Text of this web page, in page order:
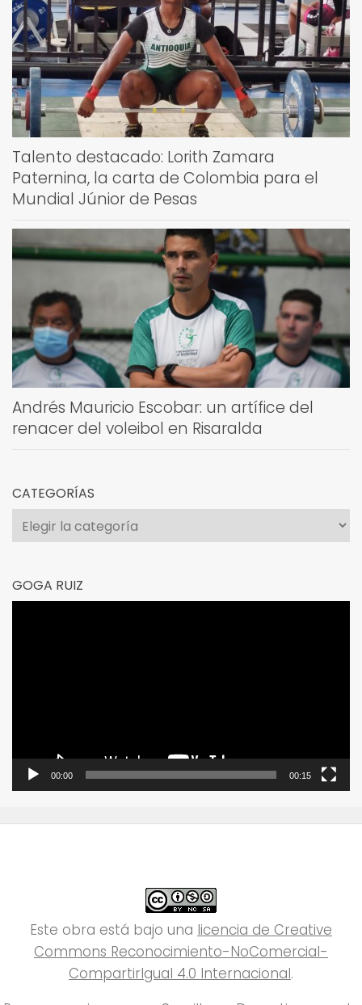
Talento destacado: Lorith Zamara
Paternina, la carta de Colombia para el
Mundial Júnior de Pesas
Andrés Mauricio Escobar: un artífice del
renacer del voleibol en Risaralda
CATEGORÍAS
Categorías
GOGA RUIZ
00:00 00:15
Este obra está bajo una licencia de Creative
Commons Reconocimiento-NoComercial-
CompartirIgual 4.0 Internacional.